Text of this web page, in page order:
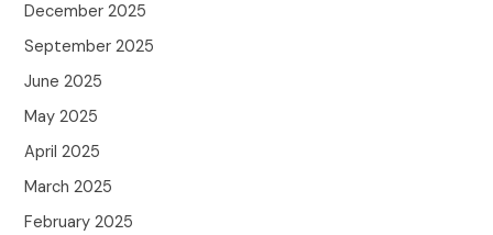
December 2025
September 2025
June 2025
May 2025
April 2025
March 2025
February 2025